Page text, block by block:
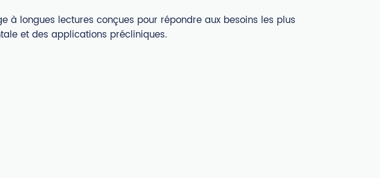
à longues lectures conçues pour répondre aux besoins les plus
et des applications précliniques.